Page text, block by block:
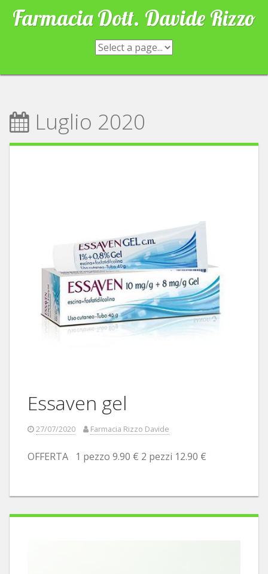
SkipFarmacia Dott. Davide Rizzo
Luglio 2020
Essaven gel
27/07/2020 Farmacia Rizzo Davide
OFFERTA 1 pezzo 9.90 € 2 pezzi 12.90 €